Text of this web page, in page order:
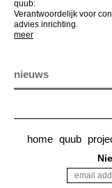
quub:
Verantwoordelijk voor
advies inrichting.
meer
nieuws
home quub